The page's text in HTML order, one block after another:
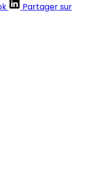
Partager sur